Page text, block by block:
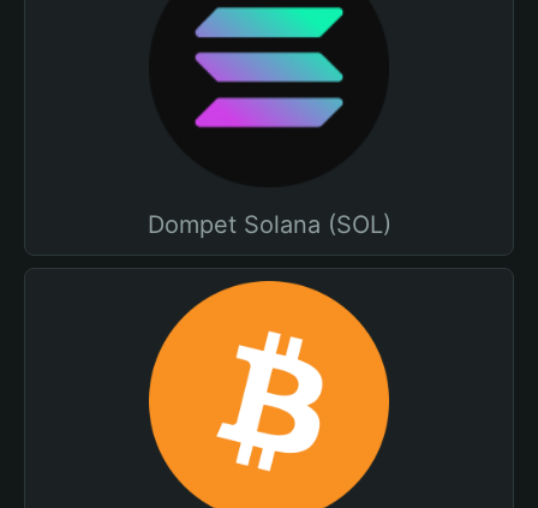
Dompet Solana (SOL)